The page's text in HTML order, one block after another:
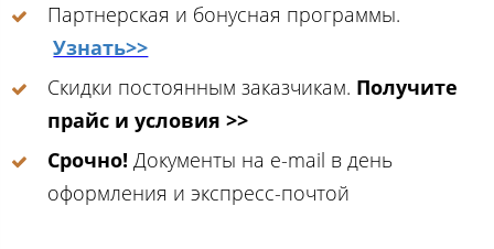
Партнерская и бонусная программы.
Узнать>>
Скидки постоянным заказчикам. Получите
прайс и условия >>
Срочно! Документы на e-mail в день
оформления и экспресс-почтой